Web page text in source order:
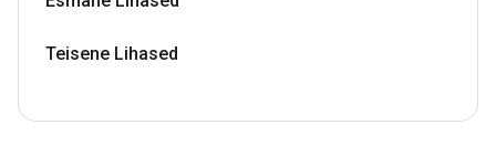
Teisene Lihased